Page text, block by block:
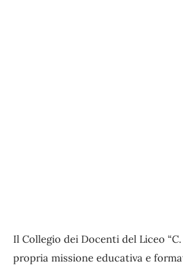
Il Collegio dei Docenti del Liceo
propria missione educativa e